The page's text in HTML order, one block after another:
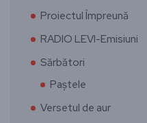
Proiectul Împreună
RADIO LEVI-Emisiuni
Sărbători
Paștele
Versetul de aur